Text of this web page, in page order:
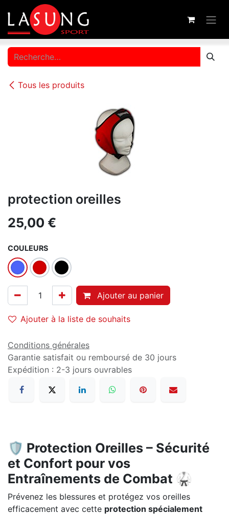
Se rendre au contenu
Tous les produits
protection oreilles
25,00 €
COULEURS
Ajouter au panier
Ajouter à la liste de souhaits
Conditions générales
Garantie satisfait ou remboursé de 30 jours
Expédition : 2-3 jours ouvrables
🛡️ Protection Oreilles – Sécurité
et Confort pour vos
Entraînements de Combat 🥋
Prévenez les blessures et protégez vos oreilles
efficacement avec cette protection spécialement